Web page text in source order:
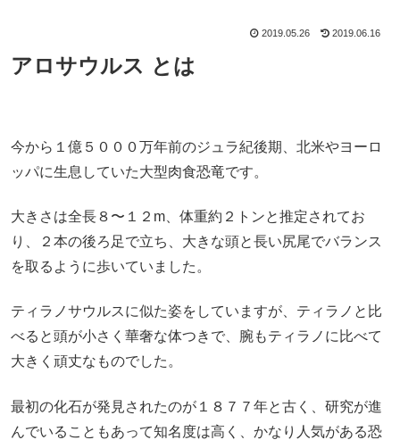
2019.05.26 2019.06.16
アロサウルス とは
今から１億５０００万年前のジュラ紀後期、北米やヨーロ
ッパに生息していた大型肉食恐竜です。
大きさは全長８〜１２m、体重約２トンと推定されてお
り、２本の後ろ足で立ち、大きな頭と長い尻尾でバランス
を取るように歩いていました。
ティラノサウルスに似た姿をしていますが、ティラノと比
べると頭が小さく華奢な体つきで、腕もティラノに比べて
大きく頑丈なものでした。
最初の化石が発見されたのが１８７７年と古く、研究が進
んでいることもあって知名度は高く、かなり人気がある恐